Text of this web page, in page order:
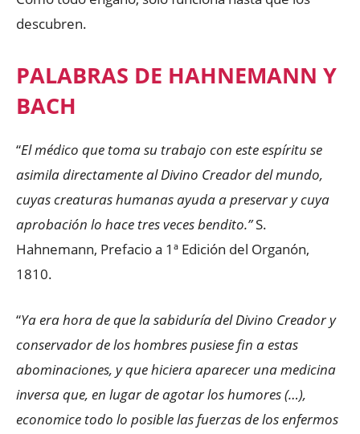
descubren.
PALABRAS DE HAHNEMANN Y
BACH
“El médico que toma su trabajo con este espíritu se
asimila directamente al Divino Creador del mundo,
cuyas creaturas humanas ayuda a preservar y cuya
aprobación lo hace tres veces bendito.”S.
Hahnemann, Prefacio a 1ª Edición del Organón,
1810.
“Ya era hora de que la sabiduría del Divino Creador y
conservador de los hombres pusiese fin a estas
abominaciones, y que hiciera aparecer una medicina
inversa que, en lugar de agotar los humores (…),
economice todo lo posible las fuerzas de los enfermos